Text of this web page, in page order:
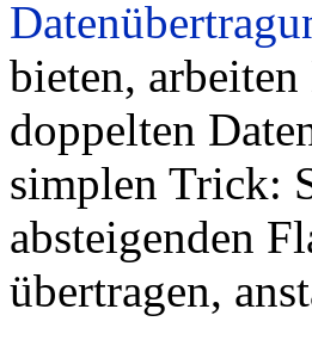
bieten,
doppelten
simplen Trick:
absteigenden
übertragen,